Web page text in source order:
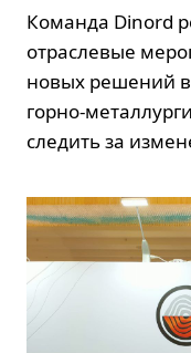
Команда Dinord
отраслевые
новых решений
горно-
следить за